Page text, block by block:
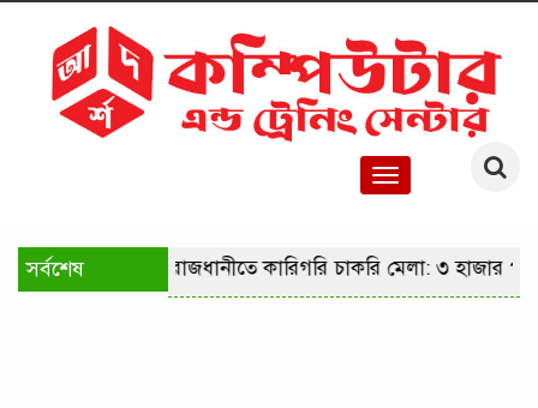
Toggle
সর্বশেষ রাজধানীতে কারিগরি চাকরি মেলা: ৩ হাজার